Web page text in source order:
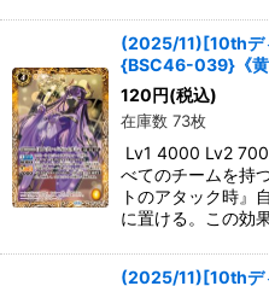
(2025/11)[10thデ
{BSC46-039}《黄
120 円(税込)
在庫数 73枚
Lv1 4000 Lv2
べてのチームを持
トのアタック時』
に置ける。この効
(2025/11)[10thデ